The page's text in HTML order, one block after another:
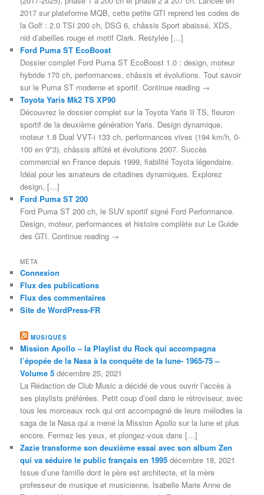
2017 sur plateforme MQB, cette petite GTI reprend les codes de
la Golf : 2.0 TSI 200 ch, DSG 6, châssis Sport abaissé, XDS,
nid d’abeilles rouge et motif Clark. Restylée […]
Ford Puma ST EcoBoost
Dossier complet Ford Puma ST EcoBoost 1.0 : design, moteur
hybride 170 ch, performances, châssis et évolutions. Tout savoir
sur le Puma ST moderne et sportif. Continue reading →
Toyota Yaris Mk2 TS XP90
Découvrez le dossier complet sur la Toyota Yaris II TS, fleuron
sportif de la deuxième génération Yaris. Design dynamique,
moteur 1.8 Dual VVT-i 133 ch, performances vives (194 km/h, 0-
100 en 9"3), châssis affûté et évolutions 2007. Succès
commercial en France depuis 1999, fiabilité Toyota légendaire.
Idéal pour les amateurs de citadines dynamiques. Explorez
design, […]
Ford Puma ST 200
Ford Puma ST 200 ch, le SUV sportif signé Ford Performance.
Design, moteur, performances et histoire complète sur Le Guide
des GTI. Continue reading →
MÉTA
Connexion
Flux des publications
Flux des commentaires
Site de WordPress-FR
MUSIQUES
Mission Apollo – la Playlist du Rock qui accompagna
l’épopée de la Nasa à la conquête de la lune- 1965-75 –
Volume 5 décembre 25, 2021
La Rédaction de Club Music a décidé de vous ouvrir l’accès à
ses playlists préférées. Petit coup d’oeil dans le rétroviseur, avec
tous les morceaux rock qui ont accompagné de leurs mélodies la
saga de la Nasa qui a mené la Mission Apollo sur la lune et plus
encore. Fermez les yeux, et plongez-vous dans […]
Zazie transforme son deuxième essai avec son album Zen
qui va séduire le public français en 1995 décembre 18, 2021
Issue d’une famille dont le père est architecte, et la mère
professeur de musique et musicienne, Isabelle Marie Anne de